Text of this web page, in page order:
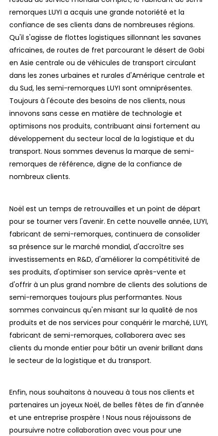
remorques LUYI a acquis une grande notoriété et la
confiance de ses clients dans de nombreuses régions.
Qu'il s'agisse de flottes logistiques sillonnant les savanes
africaines, de routes de fret parcourant le désert de Gobi
en Asie centrale ou de véhicules de transport circulant
dans les zones urbaines et rurales d'Amérique centrale et
du Sud, les semi-remorques LUYI sont omniprésentes.
Toujours à l'écoute des besoins de nos clients, nous
innovons sans cesse en matière de technologie et
optimisons nos produits, contribuant ainsi fortement au
développement du secteur local de la logistique et du
transport. Nous sommes devenus la marque de semi-
remorques de référence, digne de la confiance de
nombreux clients.
Noël est un temps de retrouvailles et un point de départ
pour se tourner vers l'avenir. En cette nouvelle année, LUYI,
fabricant de semi-remorques, continuera de consolider
sa présence sur le marché mondial, d'accroître ses
investissements en R&D, d'améliorer la compétitivité de
ses produits, d'optimiser son service après-vente et
d'offrir à un plus grand nombre de clients des solutions de
semi-remorques toujours plus performantes. Nous
sommes convaincus qu'en misant sur la qualité de nos
produits et de nos services pour conquérir le marché, LUYI,
fabricant de semi-remorques, collaborera avec ses
clients du monde entier pour bâtir un avenir brillant dans
le secteur de la logistique et du transport.
Enfin, nous souhaitons à nouveau à tous nos clients et
partenaires un joyeux Noël, de belles fêtes de fin d'année
et une entreprise prospère ! Nous nous réjouissons de
poursuivre notre collaboration avec vous pour une